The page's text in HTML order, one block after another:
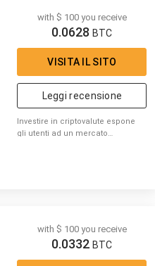
with $ 100 you receive
0.0628 BTC
VISITA IL SITO
Leggi recensione
Investire in criptovalute espone
gli utenti ad un mercato
with $ 100 you receive
0.0332 BTC